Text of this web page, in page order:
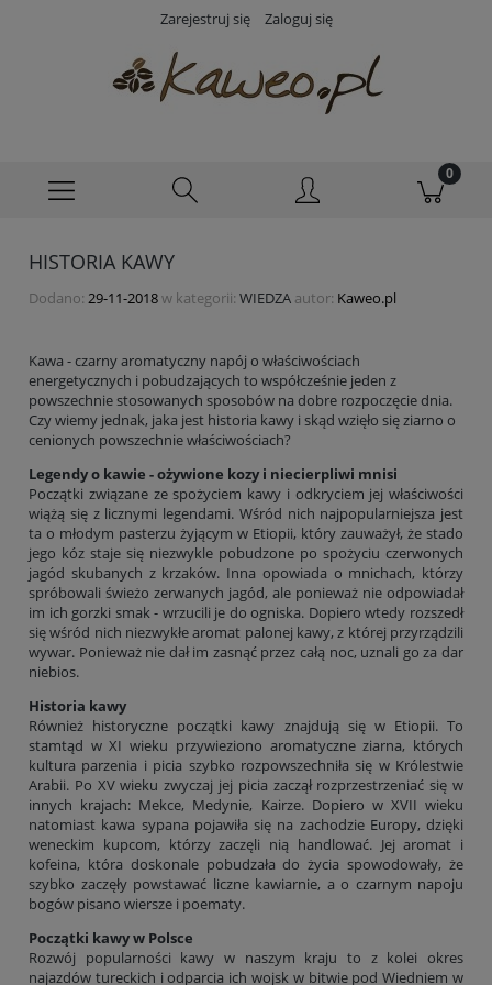
Zarejestruj się Zaloguj się
HISTORIA KAWY
Dodano: 29-11-2018w kategorii: WIEDZA autor: Kaweo.pl
Kawa - czarny aromatyczny napój o właściwościach
energetycznych i pobudzających to współcześnie jeden z
powszechnie stosowanych sposobów na dobre rozpoczęcie dnia.
Czy wiemy jednak, jaka jest historia kawy i skąd wzięło się ziarno o
cenionych powszechnie właściwościach?
Legendy o kawie - ożywione kozy i niecierpliwi mnisi
Początki związane ze spożyciem kawy i odkryciem jej właściwości
wiążą się z licznymi legendami. Wśród nich najpopularniejsza jest
ta o młodym pasterzu żyjącym w Etiopii, który zauważył, że stado
jego kóz staje się niezwykle pobudzone po spożyciu czerwonych
jagód skubanych z krzaków. Inna opowiada o mnichach, którzy
spróbowali świeżo zerwanych jagód, ale ponieważ nie odpowiadał
im ich gorzki smak - wrzucili je do ogniska. Dopiero wtedy rozszedł
się wśród nich niezwykłe aromat palonej kawy, z której przyrządzili
wywar. Ponieważ nie dał im zasnąć przez całą noc, uznali go za dar
niebios.
Historia kawy
Również historyczne początki kawy znajdują się w Etiopii. To
stamtąd w XI wieku przywieziono aromatyczne ziarna, których
kultura parzenia i picia szybko rozpowszechniła się w Królestwie
Arabii. Po XV wieku zwyczaj jej picia zaczął rozprzestrzeniać się w
innych krajach: Mekce, Medynie, Kairze. Dopiero w XVII wieku
natomiast kawa sypana pojawiła się na zachodzie Europy, dzięki
weneckim kupcom, którzy zaczęli nią handlować. Jej aromat i
kofeina, która doskonale pobudzała do życia spowodowały, że
szybko zaczęły powstawać liczne kawiarnie, a o czarnym napoju
bogów pisano wiersze i poematy.
Początki kawy w Polsce
Rozwój popularności kawy w naszym kraju to z kolei okres
najazdów tureckich i odparcia ich wojsk w bitwie pod Wiedniem w